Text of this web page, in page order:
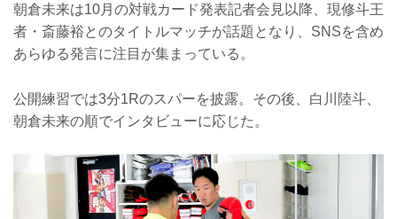
朝倉未来は10月の対戦カード発表記者会見以降、現修斗王
者・斎藤裕とのタイトルマッチが話題となり、SNSを含め
あらゆる発言に注目が集まっている。
公開練習では3分1Rのスパーを披露。その後、白川陸斗、
朝倉未来の順でインタビューに応じた。